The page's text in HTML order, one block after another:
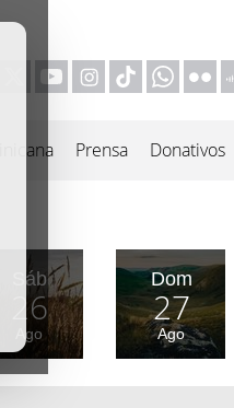
Prensa Donativos
Sáb
26
Ago
Dom
27
Ago